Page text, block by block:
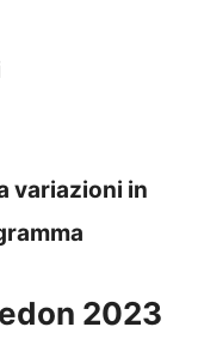
variazioni in
2023